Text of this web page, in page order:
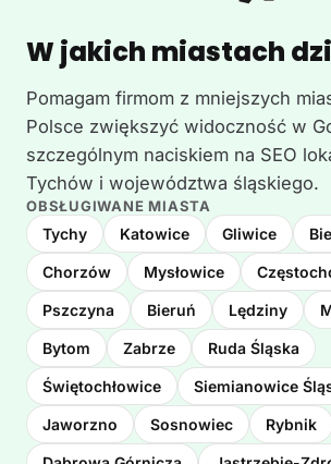
W jakich miastach
Pomagam firmom z mniejszych
Polsce zwiększyć widoczność w
szczególnym naciskiem na SEO
Tychów i województwa śląskiego.
OBSŁUGIWANE MIASTA
Tychy Katowice Gliwice
Chorzów Mysłowice
Pszczyna Bieruń Lędziny
Bytom Zabrze Ruda Śląska
Świętochłowice Siemianowice
Jaworzno Sosnowiec Rybnik